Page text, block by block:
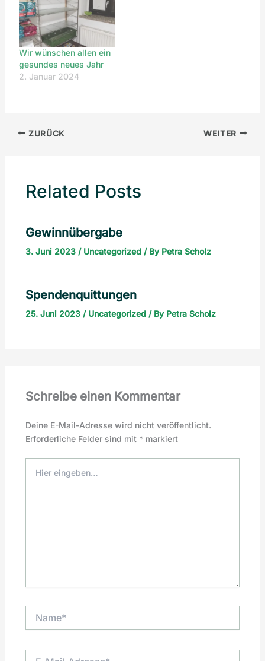
Wir wünschen allen ein
gesundes neues Jahr
2. Januar 2024
ZURÜCK WEITER
Related Posts
Gewinnübergabe
3. Juni 2023 / Uncategorized/ By Petra Scholz
Spendenquittungen
25. Juni 2023 / Uncategorized/ By Petra Scholz
Schreibe einen Kommentar
Deine E-Mail-Adresse wird nicht veröffentlicht.
Erforderliche Felder sind mit *markiert
eingeben…